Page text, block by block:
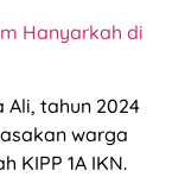
Hanyarkah di
Ali, tahun 2024
warga
KIPP 1A IKN.